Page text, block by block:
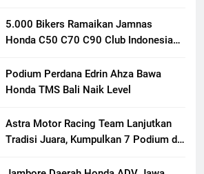
5.000 Bikers Ramaikan Jamnas
Honda C50 C70 C90 Club Indonesia
Persaudaraan Pecinta Motor Klasik
Honda
Podium Perdana Edrin Ahza Bawa
Honda TMS Bali Naik Level
Astra Motor Racing Team Lanjutkan
Tradisi Juara, Kumpulkan 7 Podium di